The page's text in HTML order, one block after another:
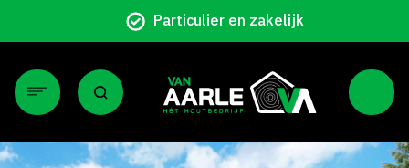
Particulier en zakelijk